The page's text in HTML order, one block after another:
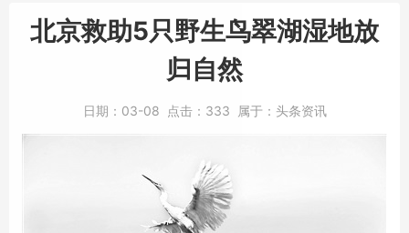
北京救助5只野生鸟翠湖湿地放
归自然
日期： 03-08 点击： 333 属于： 头条资讯